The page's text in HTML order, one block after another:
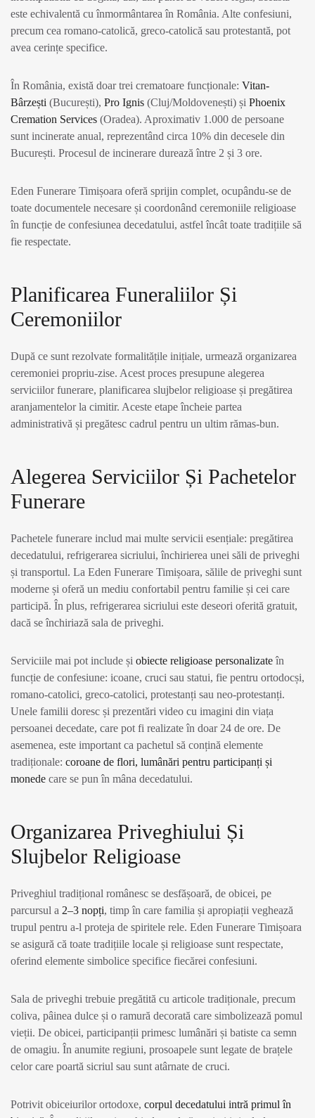
este echivalentă cu înmormântarea în România. Alte confesiuni,
precum cea romano-catolică, greco-catolică sau protestantă, pot
avea cerințe specifice.
În România, există doar trei crematoare funcționale: Vitan-
Bârzești (București), Pro Ignis (Cluj/Moldovenești) și Phoenix
Cremation Services (Oradea). Aproximativ 1.000 de persoane
sunt incinerate anual, reprezentând circa 10% din decesele din
București. Procesul de incinerare durează între 2 și 3 ore.
Eden Funerare Timișoara oferă sprijin complet, ocupându-se de
toate documentele necesare și coordonând ceremoniile religioase
în funcție de confesiunea decedatului, astfel încât toate tradițiile să
fie respectate.
Planificarea Funeraliilor Și
Ceremoniilor
După ce sunt rezolvate formalitățile inițiale, urmează organizarea
ceremoniei propriu-zise. Acest proces presupune alegerea
serviciilor funerare, planificarea slujbelor religioase și pregătirea
aranjamentelor la cimitir. Aceste etape încheie partea
administrativă și pregătesc cadrul pentru un ultim rămas-bun.
Alegerea Serviciilor Și Pachetelor
Funerare
Pachetele funerare includ mai multe servicii esențiale: pregătirea
decedatului, refrigerarea sicriului, închirierea unei săli de priveghi
și transportul. La Eden Funerare Timișoara, sălile de priveghi sunt
moderne și oferă un mediu confortabil pentru familie și cei care
participă. În plus, refrigerarea sicriului este deseori oferită gratuit,
dacă se închiriază sala de priveghi.
Serviciile mai pot include și obiecte religioase personalizateîn
funcție de confesiune: icoane, cruci sau statui, fie pentru ortodocși,
romano-catolici, greco-catolici, protestanți sau neo-protestanți.
Unele familii doresc și prezentări video cu imagini din viața
persoanei decedate, care pot fi realizate în doar 24 de ore. De
asemenea, este important ca pachetul să conțină elemente
tradiționale: coroane de flori, lumânări pentru participanți și
monede care se pun în mâna decedatului.
Organizarea Priveghiului Și
Slujbelor Religioase
Priveghiul tradițional românesc se desfășoară, de obicei, pe
parcursul a 2–3 nopți, timp în care familia și apropiații veghează
trupul pentru a-l proteja de spiritele rele. Eden Funerare Timișoara
se asigură că toate tradițiile locale și religioase sunt respectate,
oferind elemente simbolice specifice fiecărei confesiuni.
Sala de priveghi trebuie pregătită cu articole tradiționale, precum
coliva, pâinea dulce și o ramură decorată care simbolizează pomul
vieții. De obicei, participanții primesc lumânări și batiste ca semn
de omagiu. În anumite regiuni, prosoapele sunt legate de brațele
celor care poartă sicriul sau sunt atârnate de cruci.
Potrivit obiceiurilor ortodoxe, corpul decedatului intră primul în